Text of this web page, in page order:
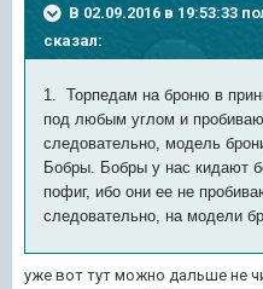
В 02.09.2016 в 19:53:33
сказал:
1. Торпедам на броню в
под любым углом и
следовательно, модель
Бобры. Бобры у нас кидают
пофиг, ибо они ее не
следовательно, на модели
уже вот тут можно дальше не